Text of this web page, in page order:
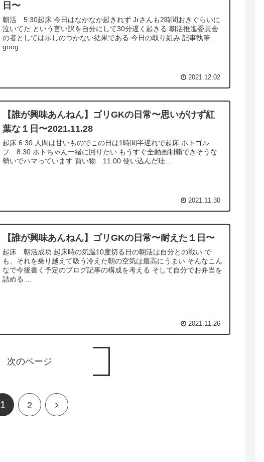
日〜
朝活 5:30起床 今日はなかなか起きれず Jrさんも2時間おきぐらいに
泣いてた という言い訳を自分にして30分遅く起きる 朝活推進委員会
の者としては示しのつかない結果である 今日の取り組み 記事執筆
goog...
2021.12.02
【誰が興味あんねん】ゴリGKの日常〜思いがけず紅
葉な１日〜2021.11.28
起床 6:30 人間は甘いものでこの日は1時間半遅れで起床 ホトゴル
フ 8:30 ホトちゃん一緒に回りたい もうすぐ全動画制覇できそうな
勢いでハマっています 買い物 11:00 使い込んだ珪...
2021.11.30
【誰が興味あんねん】ゴリGKの日常〜耐えた１日〜
起床 朝活成功 起床時の気温10度切る日の朝活は自分との戦い で
も、それを乗り越えて吸う冷えた朝の空気は最高にうまい そんなこん
なで今後書く予定のブログ記事の構成を考える そして自分でお弁当を
詰める ...
2021.11.26
次のページ
1 2